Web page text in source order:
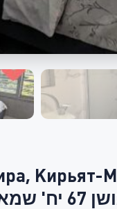
Кирьят-
שמאל קריית מוצקין